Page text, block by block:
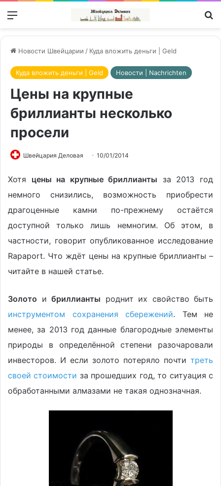
Меню
Новости Швейцарии / Куда вложить деньги | Geld
Куда вложить деньги | Geld Новости | Nachrichten
Цены на крупные
бриллианты несколько
просели
Швейцария Деловая 10/01/2014
Хотя цены на крупные бриллианты за 2013 год
немного снизились, возможность приобрести
драгоценные камни по-прежнему остаётся
доступной только лишь немногим. Об этом, в
частности, говорит опубликованное исследование
Rapaport. Что ждёт цены на крупные бриллианты –
читайте в нашей статье.
Золото и бриллианты роднит их свойство быть
инструментом сохранения сбережений. Тем не
менее, за 2013 год данные благородные элементы
природы в определённой степени разочаровали
инвесторов. И если золото потеряло почти треть
своей стоимости за прошедших год, то ситуация с
обработанными алмазами не такая однозначная.